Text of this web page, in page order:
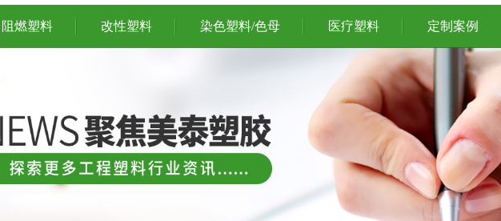
阻燃塑料 改性塑料 染色塑料/色母 医疗塑料 定制案例